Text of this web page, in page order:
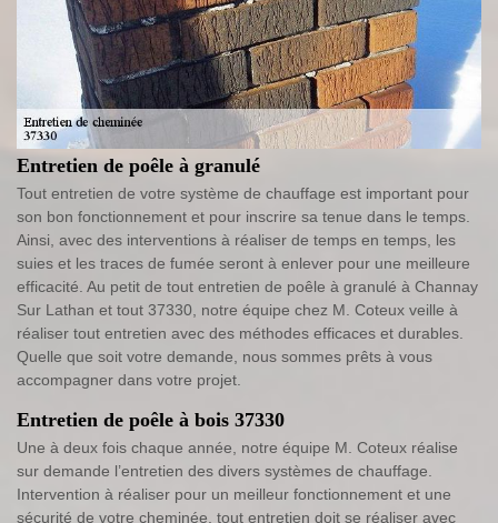
Entretien de poêle à granulé
Tout entretien de votre système de chauffage est important pour
son bon fonctionnement et pour inscrire sa tenue dans le temps.
Ainsi, avec des interventions à réaliser de temps en temps, les
suies et les traces de fumée seront à enlever pour une meilleure
efficacité. Au petit de tout entretien de poêle à granulé à Channay
Sur Lathan et tout 37330, notre équipe chez M. Coteux veille à
réaliser tout entretien avec des méthodes efficaces et durables.
Quelle que soit votre demande, nous sommes prêts à vous
accompagner dans votre projet.
Entretien de poêle à bois 37330
Une à deux fois chaque année, notre équipe M. Coteux réalise
sur demande l’entretien des divers systèmes de chauffage.
Intervention à réaliser pour un meilleur fonctionnement et une
sécurité de votre cheminée, tout entretien doit se réaliser avec